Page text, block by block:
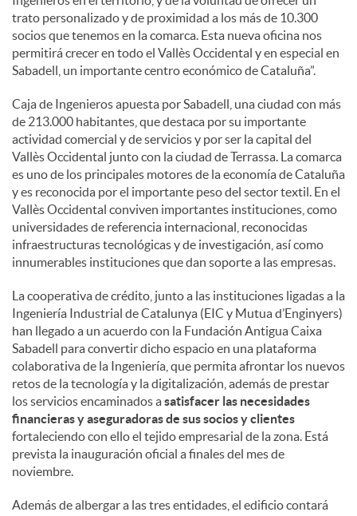
trato personalizado y de proximidad a los más de 10.300
socios que tenemos en la comarca. Esta nueva oficina nos
permitirá crecer en todo el Vallès Occidental y en especial en
Sabadell, un importante centro económico de Cataluña”.
Caja de Ingenieros apuesta por Sabadell, una ciudad con más
de 213.000 habitantes, que destaca por su importante
actividad comercial y de servicios y por ser la capital del
Vallès Occidental junto con la ciudad de Terrassa. La comarca
es uno de los principales motores de la economía de Cataluña
y es reconocida por el importante peso del sector textil. En el
Vallès Occidental conviven importantes instituciones, como
universidades de referencia internacional, reconocidas
infraestructuras tecnológicas y de investigación, así como
innumerables instituciones que dan soporte a las empresas.
La cooperativa de crédito, junto a las instituciones ligadas a la
Ingeniería Industrial de Catalunya (EIC y Mutua d’Enginyers)
han llegado a un acuerdo con la Fundación Antigua Caixa
Sabadell para convertir dicho espacio en una plataforma
colaborativa de la Ingeniería, que permita afrontar los nuevos
retos de la tecnología y la digitalización, además de prestar
los servicios encaminados asatisfacer las necesidades
financieras y aseguradoras de sus socios y clientes
fortaleciendo con ello el tejido empresarial de la zona. Está
prevista la inauguración oficial a finales del mes de
noviembre.
Además de albergar a las tres entidades, el edificio contará